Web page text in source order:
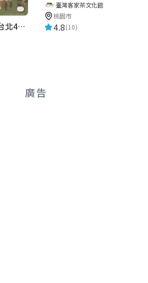
陽明書屋｜草山、台北400年古地圖老照片展｜智慧導覽
臺灣客家茶文化館
桃園市
4.8(10)
廣告